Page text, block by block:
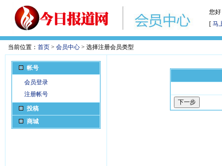
您
[ 马
当前位置： 首页 > 会员中心 > 选择注册会员类型
帐号
会员登录
注册帐号
投稿
商城